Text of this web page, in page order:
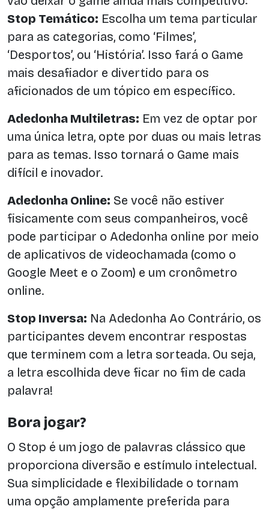
Stop Temático: Escolha um tema particular
para as categorias, como ‘Filmes’,
‘Desportos’, ou ‘História’. Isso fará o Game
mais desafiador e divertido para os
aficionados de um tópico em específico.
Adedonha Multiletras: Em vez de optar por
uma única letra, opte por duas ou mais letras
para as temas. Isso tornará o Game mais
difícil e inovador.
Adedonha Online: Se você não estiver
fisicamente com seus companheiros, você
pode participar o Adedonha online por meio
de aplicativos de videochamada (como o
Google Meet e o Zoom) e um cronômetro
online.
Stop Inversa: Na Adedonha Ao Contrário, os
participantes devem encontrar respostas
que terminem com a letra sorteada. Ou seja,
a letra escolhida deve ficar no fim de cada
palavra!
Bora jogar?
O Stop é um jogo de palavras clássico que
proporciona diversão e estímulo intelectual.
Sua simplicidade e flexibilidade o tornam
uma opção amplamente preferida para